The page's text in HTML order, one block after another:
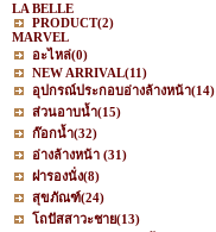
LA BELLE
PRODUCT(2)
MARVEL
อะไหล่(0)
NEW ARRIVAL(11)
อุปกรณ์ประกอบอ่างล้างหน้า(14)
ส่วนอาบน้ำ(15)
ก๊อกน้ำ(32)
อ่างล้างหน้า (31)
ฝารองนั่ง(8)
สุขภัณฑ์(24)
โถปัสสาวะชาย(13)